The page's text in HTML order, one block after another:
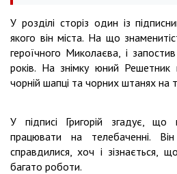
У розділі сторіз один із
якого він міста. На що
героїчного Миколаєва, і
років. На знімку юний Решетник
чорній шапці та чорних штанях на
У підписі Григорій згадує,
працювати на телебаченні.
справдилися, хоч і зізнається,
багато роботи.